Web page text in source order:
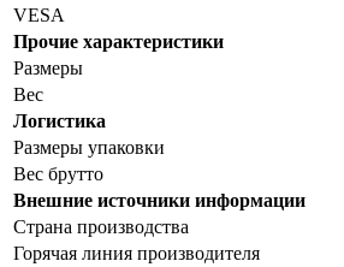
VESA
Прочие характеристики
Размеры
Вес
Логистика
Размеры упаковки
Вес брутто
Внешние источники информации
Страна производства
Горячая линия производителя